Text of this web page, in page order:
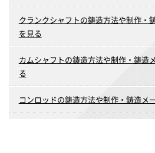
クランクシャフトの鋳造方法や制作・
を見る
カムシャフトの鋳造方法や制作・鋳造
る
コンロッドの鋳造方法や制作・鋳造メ